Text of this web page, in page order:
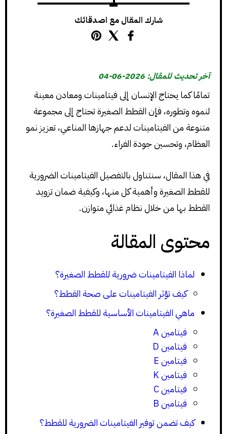
شارك المقال مع اصدقائك
آخر تحديث للمقال: 2026-06-04
تمامًا كما يحتاج الإنسان إلى فيتامينات ومعادن معينة
لنموه وتطوره، فإن القطط الصغيرة تحتاج إلى مجموعة
متنوعة من الفيتامينات لدعم جهازها المناعي، تعزيز نمو
العظام، وتحسين جودة الفراء.
في هذا المقال، سنتناول بالتفصيل الفيتامينات الضرورية
للقطط الصغيرة وأهمية كل منها، وكيفية ضمان تزويد
القطط بها من خلال نظام غذائي متوازن.
محتوى المقالة
لماذا الفيتامينات ضرورية للقطط الصغيرة؟
كيف تؤثر الفيتامينات على صحة القطط؟
ماهي الفيتامينات الأساسية للقطط الصغيرة؟
فيتامين A
فيتامين D
فيتامين E
فيتامين K
فيتامين C
فيتامين B
كيف تضمن توفير الفيتامينات الضرورية للقطط؟